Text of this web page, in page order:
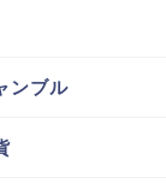
ンブル